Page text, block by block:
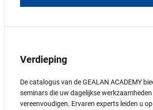
Verdieping
De catalogus van de GEALAN ACADEMY
seminars die uw dagelijkse werkzaamheden
vereenvoudigen. Ervaren experts leiden u